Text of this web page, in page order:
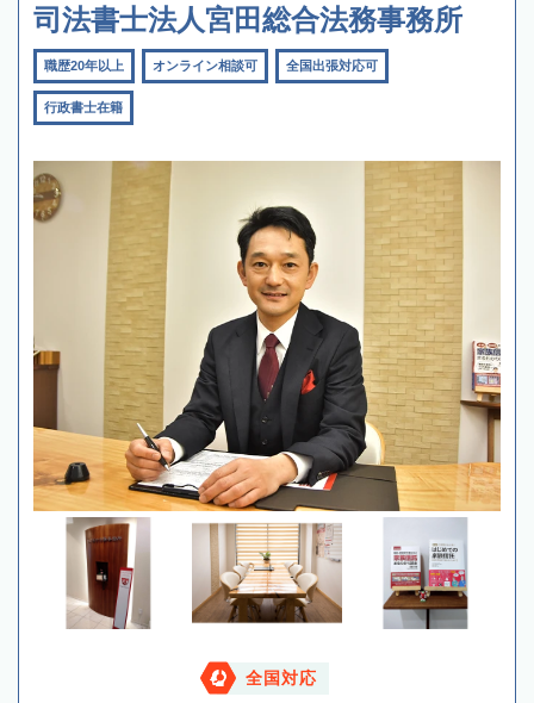
司法書士法人宮田総合法務事務所
職歴20年以上 オンライン相談可 全国出張対応可
行政書士在籍
全国対応